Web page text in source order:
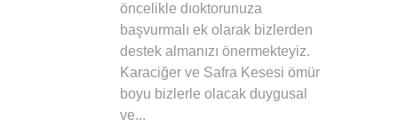
öncelikle dıoktorunuza
başvurmalı ek olarak bizlerden
destek almanızı önermekteyiz.
Karaciğer ve Safra Kesesi ömür
boyu bizlerle olacak duygusal
ve...